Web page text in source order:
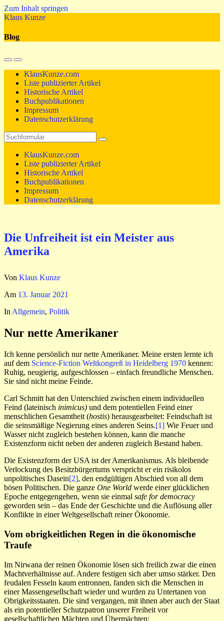
Zum Inhalt springen
Klaus Kunze
Blog
Mobil-
Menü
umschalten
Suchfeld
umschalten
KlausKunze.com
Liste publizierter Artikel
Historische Artikel
Buchpublikationen
Impressum
Datenschutzerklärung
Suchen
KlausKunze.com
Liste publizierter Artikel
Historische Artikel
Buchpublikationen
Impressum
Datenschutzerklärung
Die Unfreiheit ist ein Meister aus
Amerika
Von Klaus Kunze
Am 13. Januar 2021
InAllgemein, Politik
Nur nette Amerikaner
Ich kenne persönlich nur nette Amerikaner. Meine ersten lernte ich
auf dem Science-Fiction Weltkongreß in Heidelberg 1970 kennen:
Ruhig, neugierig, aufgeschlossen – einfach freundliche Menschen.
Sie sind nicht meine Feinde.
Carl Schmitt hat den Unterschied zwischen einem individuellen
Feind (lateinisch inimicus) und dem potentiellen Feind einer
menschlichen Gesamtheit (hostis) herausgearbeitet: Feindschaft ist
die seinsmäßige Negierung eines anderen Seins.[1] Wie Feuer und
Wasser nicht zugleich bestehen können, kann die manche
Existenzform nicht neben der anderen zugleich Bestand haben.
Die Existenzform der USA ist der Amerikanismus. Als bleibende
Verlockung des Besitzbürgertums verspricht er ein risikolos
unpolitisches Dasein[2], den endgültigen Abschied von all dem
bösen Politischen. Die ganze One World werde einer glücklichen
Epoche entgegengehen, wenn sie einmal safe for democracy
geworden sein – das Ende der Geschichte und die Auflösung aller
Konflikte in einer Weltgesellschaft reiner Ökonomie.
Vom obrigkeitlichen Regen in die ökonomische
Traufe
Im Nirwana der reinen Ökonomie lösen sich freilich zwar die einen
Machtverhältnisse auf. Andere festigen sich aber umso stärker. Den
feudalen Fesseln kaum entronnen, fanden sich die Menschen in
einer Massengesellschaft wieder und wurden zu Untertanen von
Obrigkeitsstaaten. Die sind vergangen, mit ihnen aber auch der Staat
als ein potentieller Schutzpatron unserer Freiheit vor
gesellschaftlichen Mächten und Übermächten: